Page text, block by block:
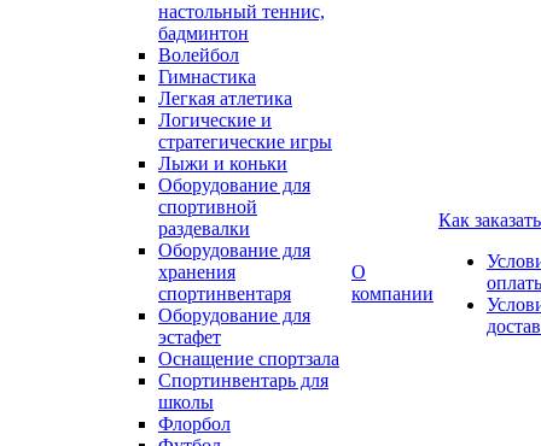
настольный теннис,
бадминтон
Волейбол
Гимнастика
Легкая атлетика
Логические и
стратегические игры
Лыжи и коньки
Оборудование для
спортивной
раздевалки
Оборудование для
хранения
спортинвентаря
Оборудование для
эстафет
Оснащение спортзала
Спортинвентарь для
школы
Флорбол
О
компании
Как